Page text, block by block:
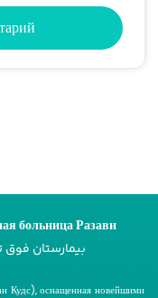
больница Разави
بیمارستان
Кудс), оснащенная новейшими